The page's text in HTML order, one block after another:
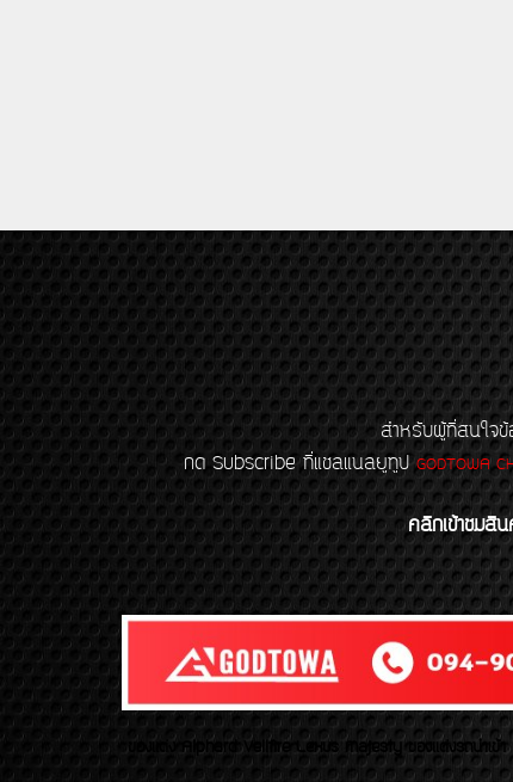
สำหรับผู้ที่สนใจข้
กด Subscribe ที่แชลแนลยูทูปGODTOWA
คลิกเข้าชมสิน
ของเเต่ง Alphard Vellfire Lexus Majesty ของเเต่งรถนำเ